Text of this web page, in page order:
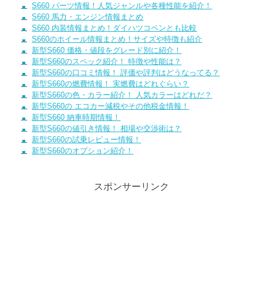
S660 パーツ情報！人気ジャンルや各種性能を紹介！
S660 馬力・エンジン情報まとめ
S660 内装情報まとめ！ダイハツコペンとも比較
S660のホイール情報まとめ！サイズや特徴も紹介
新型S660 価格・値段をグレード別に紹介！
新型S660のスペック紹介！ 特徴や性能は？
新型S660の口コミ情報！ 評価や評判はどうなってる？
新型S660の燃費情報！ 実燃費はどれぐらい？
新型S660の色・カラー紹介！ 人気カラーはどれだ？
新型S660の エコカー減税やその他税金情報！
新型S660 納車時期情報！
新型S660の値引き情報！ 相場や交渉術は？
新型S660の試乗レビュー情報！
新型S660のオプション紹介！
スポンサーリンク